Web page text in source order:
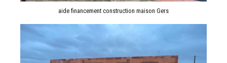
aide financement construction maison Gers